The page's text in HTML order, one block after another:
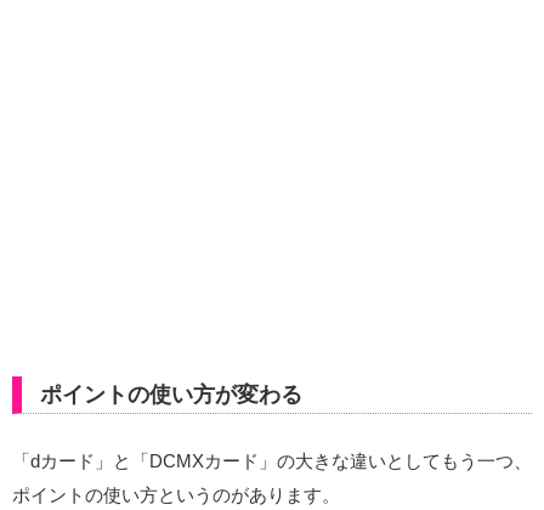
ポイントの使い方が変わる
「dカード」と「DCMXカード」の大きな違いとしてもう一つ、
ポイントの使い方というのがあります。